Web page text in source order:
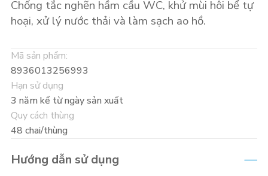
Chống tắc nghẽn hầm cầu WC, khử mùi hôi bể tự
hoại, xử lý nước thải và làm sạch ao hồ.
Mã sản phẩm:
8936013256993
Hạn sử dụng
3 năm kể từ ngày sản xuất
Quy cách thùng
48 chai/thùng
Hướng dẫn sử dụng